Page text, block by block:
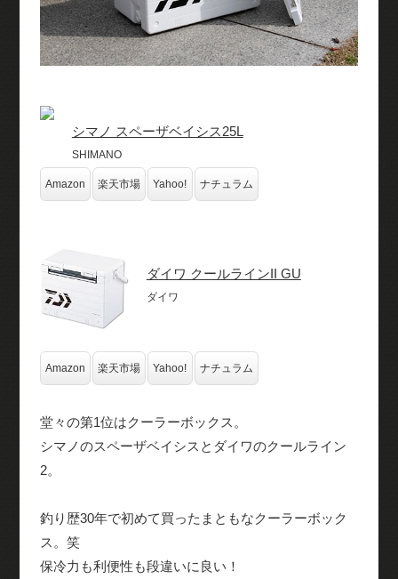
シマノ スペーザベイシス25L
SHIMANO
Amazon 楽天市場 Yahoo! ナチュラム
ダイワ クールラインII GU
ダイワ
Amazon 楽天市場 Yahoo! ナチュラム
堂々の第1位はクーラーボックス。
シマノのスペーザベイシスとダイワのクールライン
2。
釣り歴30年で初めて買ったまともなクーラーボック
ス。笑
保冷力も利便性も段違いに良い！